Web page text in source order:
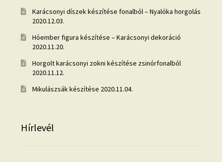
Karácsonyi díszek készítése fonalból – Nyalóka horgolás
2020.12.03.
Hóember figura készítése – Karácsonyi dekoráció
2020.11.20.
Horgolt karácsonyi zokni készítése zsinórfonalból
2020.11.12.
Mikulászsák készítése 2020.11.04.
Hírlevél